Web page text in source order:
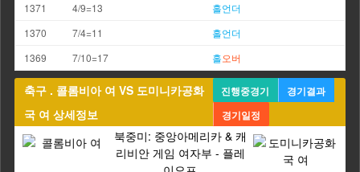
1371
4/9=13 홀언더
1370
7/4=11 홀언더
1369
7/10=17 홀오버
축구 . 콜롬비아 여 VS 도미니카공화
국 여 상세정보
진행중경기
경기결과
경기일정
북중미: 중앙아메리카 & 캐
리비안 게임 여자부 - 플레